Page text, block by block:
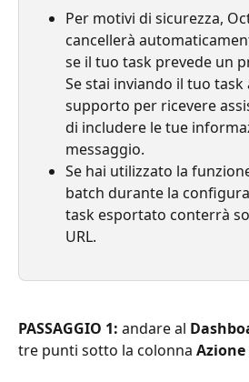
Per motivi di sicurezza,
cancellerà
se il tuo task prevede un
Se stai inviando il tuo
supporto per ricevere
di includere le tue
messaggio.
Se hai utilizzato la
batch durante la
task esportato conterrà
URL.
PASSAGGIO 1: andare al
tre punti sotto la colonna Azione